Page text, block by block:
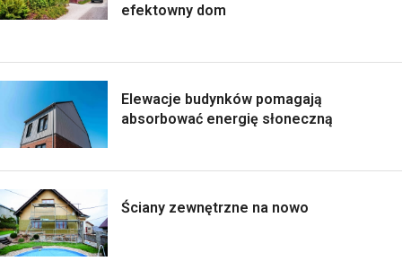
efektowny dom
Elewacje budynków pomagają
absorbować energię słoneczną
Ściany zewnętrzne na nowo